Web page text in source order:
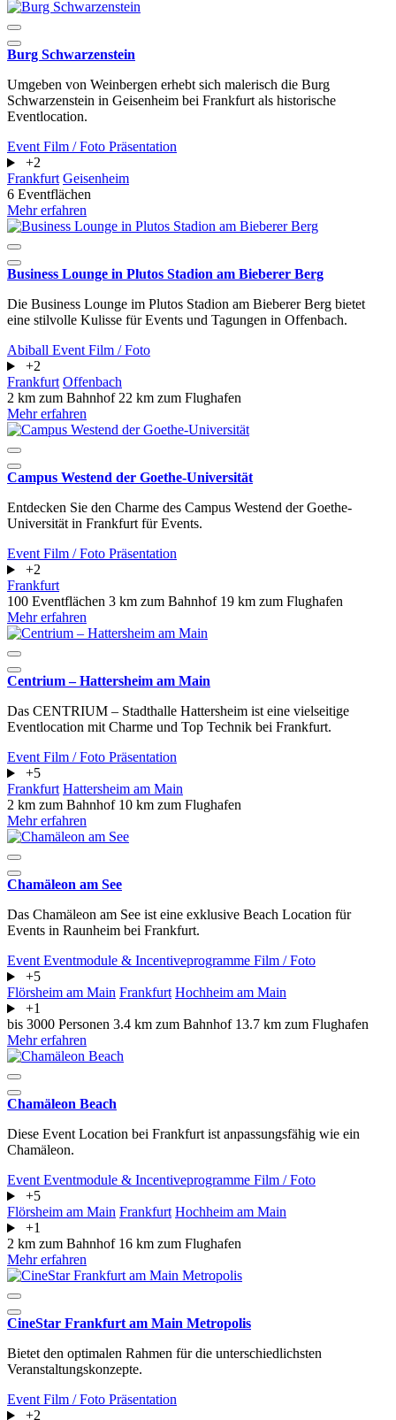
Burg Schwarzenstein
Umgeben von Weinbergen erhebt sich malerisch die Burg
Schwarzenstein in Geisenheim bei Frankfurt als historische
Eventlocation.
Event Film / Foto Präsentation
+2
Frankfurt Geisenheim
6 Eventflächen
Mehr erfahren
Business Lounge in Plutos Stadion am Bieberer Berg
Die Business Lounge im Plutos Stadion am Bieberer Berg bietet
eine stilvolle Kulisse für Events und Tagungen in Offenbach.
Abiball Event Film / Foto
+2
Frankfurt Offenbach
2 km zum Bahnhof 22 km zum Flughafen
Mehr erfahren
Campus Westend der Goethe-Universität
Entdecken Sie den Charme des Campus Westend der Goethe-
Universität in Frankfurt für Events.
Event Film / Foto Präsentation
+2
Frankfurt
100 Eventflächen 3 km zum Bahnhof 19 km zum Flughafen
Mehr erfahren
Centrium – Hattersheim am Main
Das CENTRIUM – Stadthalle Hattersheim ist eine vielseitige
Eventlocation mit Charme und Top Technik bei Frankfurt.
Event Film / Foto Präsentation
+5
Frankfurt Hattersheim am Main
2 km zum Bahnhof 10 km zum Flughafen
Mehr erfahren
Chamäleon am See
Das Chamäleon am See ist eine exklusive Beach Location für
Events in Raunheim bei Frankfurt.
Event Eventmodule & Incentiveprogramme Film / Foto
+5
Flörsheim am Main Frankfurt Hochheim am Main
+1
bis 3000 Personen 3.4 km zum Bahnhof 13.7 km zum Flughafen
Mehr erfahren
Chamäleon Beach
Diese Event Location bei Frankfurt ist anpassungsfähig wie ein
Chamäleon.
Event Eventmodule & Incentiveprogramme Film / Foto
+5
Flörsheim am Main Frankfurt Hochheim am Main
+1
2 km zum Bahnhof 16 km zum Flughafen
Mehr erfahren
CineStar Frankfurt am Main Metropolis
Bietet den optimalen Rahmen für die unterschiedlichsten
Veranstaltungskonzepte.
Event Film / Foto Präsentation
+2